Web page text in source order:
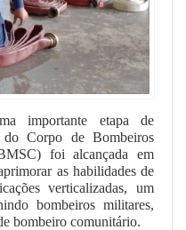
importante etapa de
do Corpo de Bombeiros
foi alcançada em
as habilidades de
verticalizadas, um
bombeiros militares,
bombeiro comunitário.